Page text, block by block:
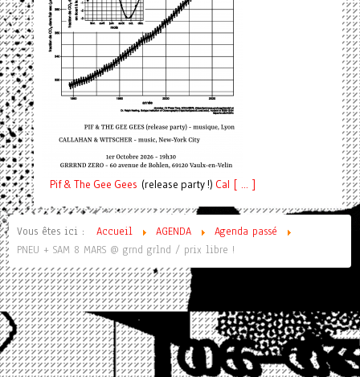
Pif& The Gee Gees (release party !) Cal [ ... ]
Vous êtes ici : Accueil AGENDA
Agenda passé
PNEU + SAM 8 MARS @ grnd grlnd / prix libre !